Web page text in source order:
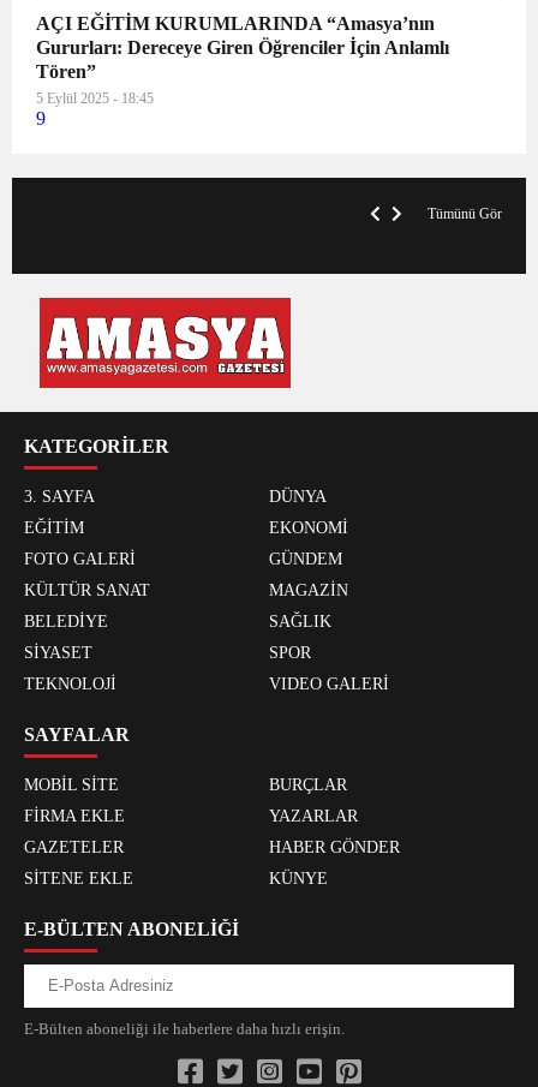
AÇI EĞİTİM KURUMLARINDA “Amasya’nın
Gururları: Dereceye Giren Öğrenciler İçin Anlamlı
Tören”
5 Eylül 2025 - 18:45
9
Tümünü Gör
KATEGORİLER
3. SAYFA
DÜNYA
EĞİTİM
EKONOMİ
FOTO GALERİ
GÜNDEM
KÜLTÜR SANAT
MAGAZİN
BELEDİYE
SAĞLIK
SİYASET
SPOR
TEKNOLOJİ
VIDEO GALERİ
SAYFALAR
MOBİL SİTE
BURÇLAR
FİRMA EKLE
YAZARLAR
GAZETELER
HABER GÖNDER
SİTENE EKLE
KÜNYE
E-BÜLTEN ABONELİĞİ
E-Bülten aboneliği ile haberlere daha hızlı erişin.